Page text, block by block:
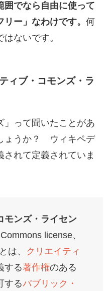
囲でなら自由に使って
ー」なわけです。 何
ないです。
ィブ・コモンズ・ラ
」って聞いたことがあ
ょうか？ ウィキペデ
されて定義されていま
モンズ・ライセン
license、
は、
クリエイティ
する著作権のある
するパブリック・